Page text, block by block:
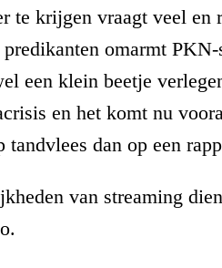
te krijgen vraagt veel en
omarmt PKN-
een klein beetje
en het komt nu
dan op een
van streaming